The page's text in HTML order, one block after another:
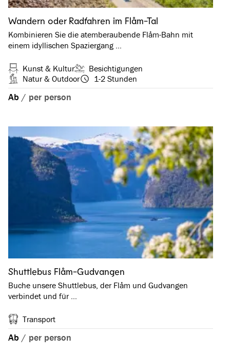
Wandern oder Radfahren im Flåm-Tal
Kombinieren Sie die atemberaubende Flåm-Bahn mit
einem idyllischen Spaziergang …
Kunst & Kultur
Besichtigungen
Natur & Outdoor
1-2 Stunden
Ab / per person
Shuttlebus Flåm-Gudvangen
Buche unsere Shuttlebus, der Flåm und Gudvangen
verbindet und für …
Transport
Ab / per person